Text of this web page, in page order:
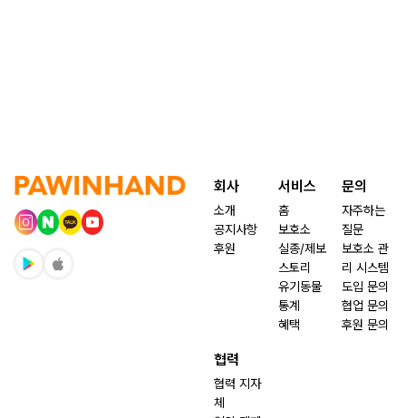
회사
소개
공지사항
후원
서비스
홈
보호소
실종/제보
스토리
유기동물
통계
혜택
문의
자주하는
질문
보호소 관
리 시스템
도입 문의
협업 문의
후원 문의
협력
협력 지자
체